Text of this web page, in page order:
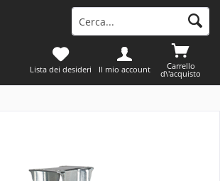
Carrello
d\'acquisto
Lista dei desideri Il mio account